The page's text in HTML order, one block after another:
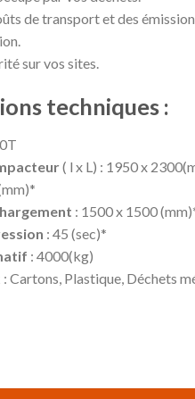
de transport et des
sur vos sites.
techniques :
( l x L) : 1950 x
: 1500 x 1500
: 45 (sec)*
: 4000(kg)
: Cartons, Plastique, Déchets